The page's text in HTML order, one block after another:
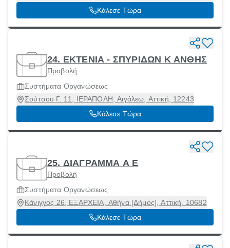
71303
Κάλεσε Τώρα
24. ΕΚΤΕΝΙΑ - ΣΠΥΡΙΔΩΝ Κ ΑΝΘΗΣ
Προβολή
Συστήματα Οργανώσεως
Σούτσου Γ. 11, ΙΕΡΑΠΟΛΗ, Αιγάλεω, Αττική, 12243
Κάλεσε Τώρα
25. ΔΙΑΓΡΑΜΜΑ Α Ε
Προβολή
Συστήματα Οργανώσεως
Κάνιγγος 26, ΕΞΑΡΧΕΙΑ, Αθήνα [Δήμος], Αττική, 10682
Κάλεσε Τώρα